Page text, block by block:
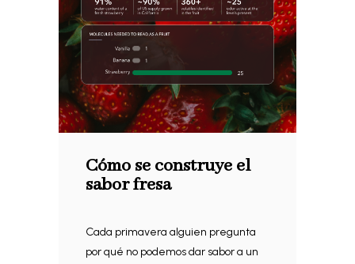
Cómo se construye el
sabor fresa
Cada primavera alguien pregunta
por qué no podemos dar sabor a un